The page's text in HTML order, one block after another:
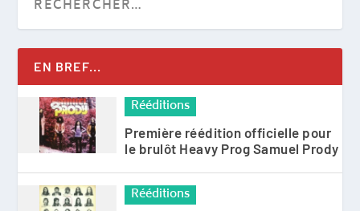
EN BREF...
Rééditions
Première réédition officielle pour
le brulôt Heavy Prog Samuel Prody
Rééditions